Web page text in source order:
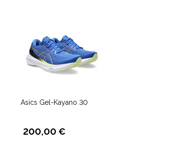
Asics Gel-Kayano 30
200,00 €